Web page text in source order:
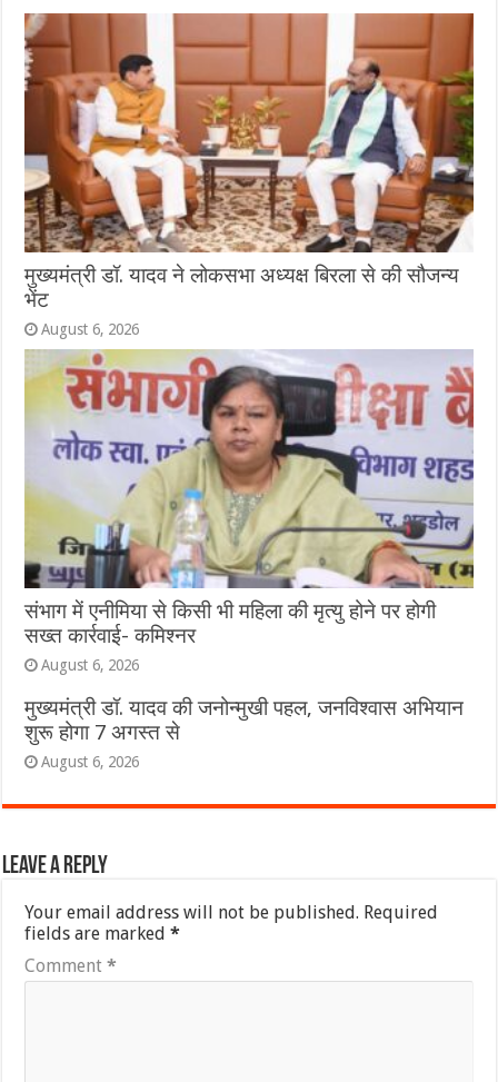
मुख्यमंत्री डॉ. यादव ने लोकसभा अध्यक्ष बिरला से की सौजन्य
भेंट
August 6, 2026
संभाग में एनीमिया से किसी भी महिला की मृत्यु होने पर होगी
सख्त कार्रवाई- कमिश्नर
August 6, 2026
मुख्यमंत्री डॉ. यादव की जनोन्मुखी पहल, जनविश्वास अभियान
शुरू होगा 7 अगस्त से
August 6, 2026
Leave a Reply
Your email address will not be published. Required
fields are marked*
Comment*